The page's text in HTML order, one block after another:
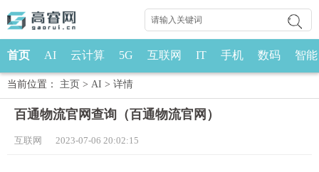
首页 AI 云计算 5G 互联网 IT 手机 数码 智能
当前位置： 主页 > AI > 详情
百通物流官网查询（百通物流官网）
互联网 2023-07-06 20:02:15